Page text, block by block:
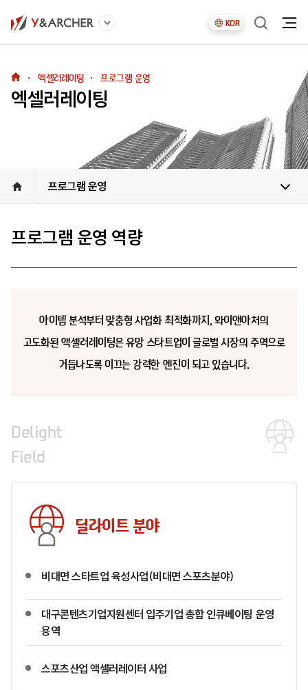
KOR
・ 엑셀러레이팅 ・ 프로그램 운영
엑셀러레이팅
프로그램 운영
프로그램 운영 역량
아이템 분석부터 맞춤형 사업화 최적화까지,와이앤아처의
고도화된 액셀러레이팅은 유망 스타트업이 글로벌 시장의 주역으로
거듭나도록 이끄는 강력한 엔진이 되고 있습니다.
Delight
Field
딜라이트 분야
비대면 스타트업 육성사업(비대면 스포츠분야)
대구콘텐츠기업지원센터 입주기업 총합 인큐베이팅 운영
용역
스포츠산업 액셀러레이터 사업